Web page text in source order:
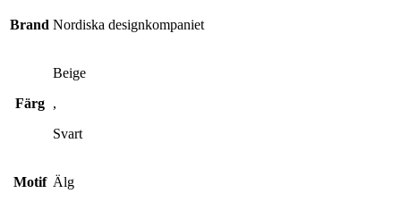
Brand Nordiska designkompaniet
Färg
Beige
,
Svart
Motif Älg